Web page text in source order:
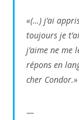
«(…) j’ai
toujours je
j’aime ne me
répons en
cher Condor.»